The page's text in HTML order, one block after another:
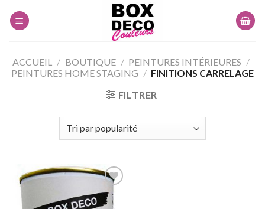
ACCUEIL / BOUTIQUE / PEINTURES INTÉRIEURES /
PEINTURES HOME STAGING / FINITIONS CARRELAGE
FILTRER